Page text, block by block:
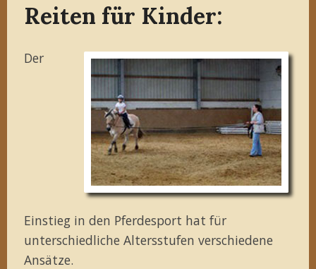
Reiten für Kinder:
Der
Einstieg in den Pferdesport hat für
unterschiedliche Altersstufen verschiedene
Ansätze.